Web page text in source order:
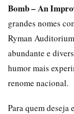
Bomb – An
grandes nomes
Ryman
abundante e
humor mais
renome nacional.
Para quem